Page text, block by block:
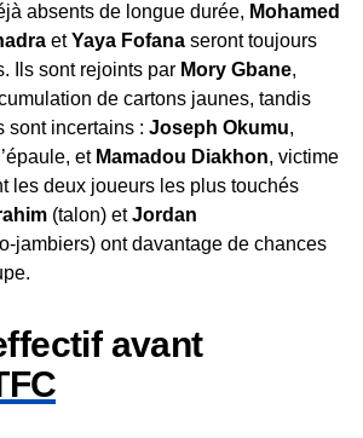
absents de longue durée, Mohamed
etYaya Fofana seront toujours
Ils sont rejoints par Mory Gbane,
de cartons jaunes, tandis
sont incertains : Joseph Okumu,
et Mamadou Diakhon, victime
les deux joueurs les plus touchés
(talon) etJordan
jambiers) ont davantage de chances
avant